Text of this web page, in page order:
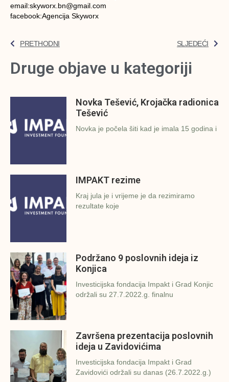
email:skyworx.bn@gmail.com
facebook:Agencija Skyworx
PRETHODNI SLJEDEĆI
Druge objave u kategoriji
Novka Tešević, Krojačka radionica
Tešević
Novka je počela šiti kad je imala 15 godina i
IMPAKT rezime
Kraj jula je i vrijeme je da rezimiramo
rezultate koje
Podržano 9 poslovnih ideja iz
Konjica
Investicijska fondacija Impakt i Grad Konjic
održali su 27.7.2022.g. finalnu
Završena prezentacija poslovnih
ideja u Zavidovićima
Investicijska fondacija Impakt i Grad
Zavidovići održali su danas (26.7.2022.g.)